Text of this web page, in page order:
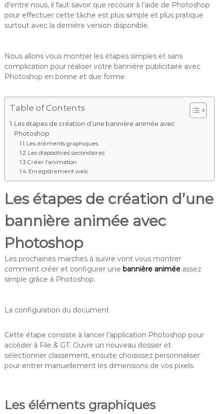
d’entre nous, il faut savoir que recourir à l’aide de Photoshop
pour effectuer cette tâche est plus simple et plus pratique
surtout avec la dernière version disponible.
Nous allons vous montrer les étapes simples et sans
complication pour réaliser votre bannière publicitaire avec
Photoshop en bonne et due forme.
Table of Contents
Les étapes de création d’une bannière animée avec
Photoshop
Les éléments graphiques
Les diapositives secondaires
Créer l’animation
Enregistrement web
Les étapes de création d’une
bannière animée avec
Photoshop
Les prochaines marches à suivre vont vous montrer
comment créer et configurer une bannière animéeassez
simple grâce à Photoshop.
La configuration du document
Cette étape consiste à lancer l’application Photoshop pour
accéder à File & GT. Ouvrir un nouveau dossier et
sélectionner classement, ensuite choisissez personnaliser
pour entrer manuellement les dimensions de vos pixels.
Les éléments graphiques